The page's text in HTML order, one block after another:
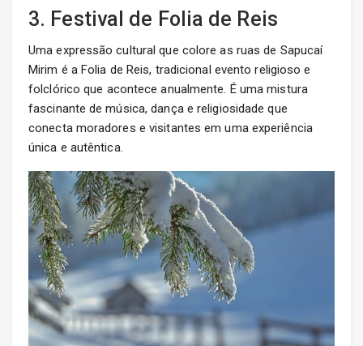
3. Festival de Folia de Reis
Uma expressão cultural que colore as ruas de Sapucaí
Mirim é a Folia de Reis, tradicional evento religioso e
folclórico que acontece anualmente. É uma mistura
fascinante de música, dança e religiosidade que
conecta moradores e visitantes em uma experiência
única e autêntica.